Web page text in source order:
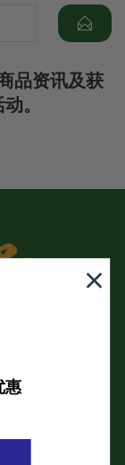
品资讯及获
。
惠